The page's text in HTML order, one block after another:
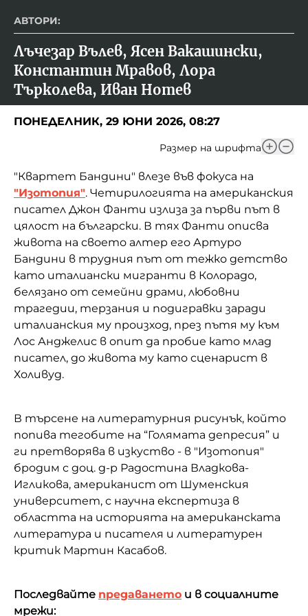
АВТОРИ:
Лъчезар Вълев, Ясен Вакашински,
Константин Мравов, Лора
Търколева, Иван Нотев
ПОНЕДЕЛНИК, 29 ЮНИ 2026, 08:27
Размер на шрифта
"Квартет Бандини" влезе във фокуса на
"Изотопия". Четирилогията на американския
писател Джон Фанти излиза за първи път в
цялост на български. В тях Фанти описва
живота на своето алтер его Артуро
Бандини в трудния път от тежко детство
като италиански мигранти в Колорадо,
белязано от семейни драми, любовни
трагедии, терзания и подигравки заради
италианския му произход, през пътя му към
Лос Анджелис в опит да пробие като млад
писател, до живота му като сценарист в
Холивуд.
В търсене на литературния рисунък, който
попива тегобите на “Голямата депресия” и
ги претворява в изкуство - в "Изотопия"
бродим с доц. д-р Радостина Владкова-
Игликова, американист от Шуменския
университет, с научна експертиза в
областта на историята на американската
литература и писателя и литературен
критик Мартин Касабов.
Последвайте предаването и в социалните
мрежи: